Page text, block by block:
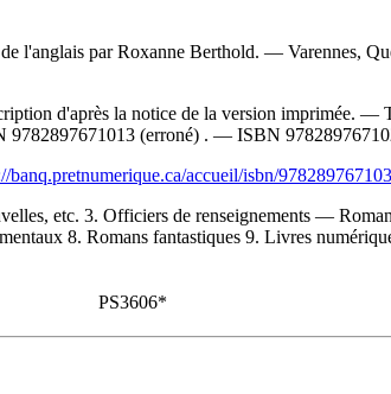
l'anglais par Roxanne Berthold. — Varennes,
d'après la notice de la version imprimée. —
9782897671013 (erroné) . — ISBN
banq.pretnumerique.ca/accueil/isbn/
etc. 3. Officiers de renseignements —
8. Romans fantastiques 9. Livres
PS3606*